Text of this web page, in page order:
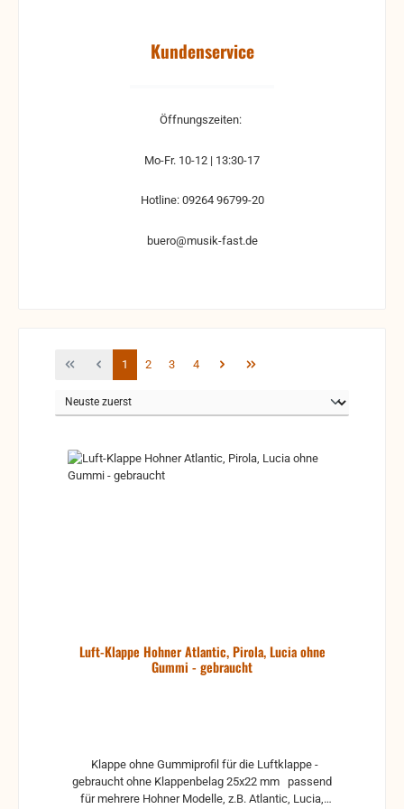
Kundenservice
Öffnungszeiten:
Mo-Fr. 10-12 | 13:30-17
Hotline: 09264 96799-20
buero@musik-fast.de
Seite
1 Seite
2 Seite
3 Seite
4
Luft-Klappe Hohner Atlantic, Pirola, Lucia ohne
Gummi - gebraucht
gebraucht ohne Klappenbelag 25x22 mm passend
für mehrere Hohner Modelle, z.B. Atlantic, Lucia,